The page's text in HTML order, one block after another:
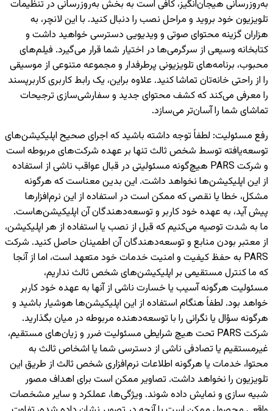
به‌روزرسانی هیجان‌انگیز، کافی است به بخش به‌روزرسانی در تنظیمات
تلویزیون خود بروید و مراحل نصب را دنبال کنید. با این لانچر، به
هزاران گزینه محتوای صوتی و ویدیویی دسترسی خواهید داشت و
کتابخانه وسیعی از سرگرمی‌ها در اختیار شما قرار می‌گیرد. فیلم‌های
محبوب، برنامه‌های تلویزیونی پرطرفدار و مجموعه متنوعی از موسیقی
را از راحتی خانه‌تان تماشا کنید. علاوه براین، یک رابط کاربری کاربرپسند
را معرفی می‌کند که کشف محتوای جدید و سفارشی‌سازی ترجیحات
تماشای شما را آسان‌تر می‌سازد.
رفع مسئولیت: لطفاً توجه داشته باشید که اجرای صحیح اپلیکیشن‌های
توسعه‌یافته توسط شخص ثالث تنها بر عهده شرکت‌های مربوطه است
و شرکت PARS هیچ‌گونه مسئولیتی در قبال عواقب ناشی از استفاده
از این اپلیکیشن‌ها نخواهد داشت. این بدین معناست که هرگونه
مشکل، خطا یا نقصی که ممکن است در استفاده از این نرم‌افزارها
پیش آید، به عهده خود کاربر و توسعه‌دهندگان آن اپلیکیشن‌هاست.
ما به شدت توصیه می‌کنیم که قبل از نصب یا استفاده از هر اپلیکیشن،
از معتبر بودن منابع و توسعه‌دهندگان آن اطمینان حاصل کنید. شرکت
PARS به حفظ کیفیت و امنیت خدمات خود متعهد است، اما از آنجا
که ما کنترل مستقیمی بر اپلیکیشن‌های شخص ثالث نداریم،
مسئولیت هرگونه آسیب یا خسارت ناشی از آنها به عهده خود کاربر
خواهد بود. لطفاً هنگام استفاده از این اپلیکیشن‌ها هوشیار باشید و
هرگونه سؤال یا نگرانی را با توسعه‌دهنده مربوطه در میان بگذارید.
شرکت PARS تحت هیچ شرایطی مسئولیت ضرر و زیان‌های مستقیم،
غیرمستقیم یا تصادفی ناشی از دسترسی شما یا اشخاص ثالث به
محتوا، خدمات یا هرگونه اطلاعات نرم‌افزاری شخص ثالث از طریق این
تلویزیون را نخواهد داشت. تصاویر ممکن است برای اهداف مصور
شبیه سازی و نمایش داده شوند. ویژگی‌ها، عملکرد و سایر مشخصات